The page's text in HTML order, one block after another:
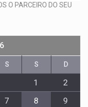
O PARCEIRO DO SEU
S S D
1
2
7 8
9